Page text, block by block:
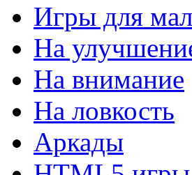
Игры для
На
На внимание
На ловкость
Аркады